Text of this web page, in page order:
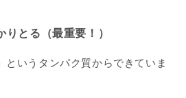
とる（最重要！）
というタンパク質からできていま